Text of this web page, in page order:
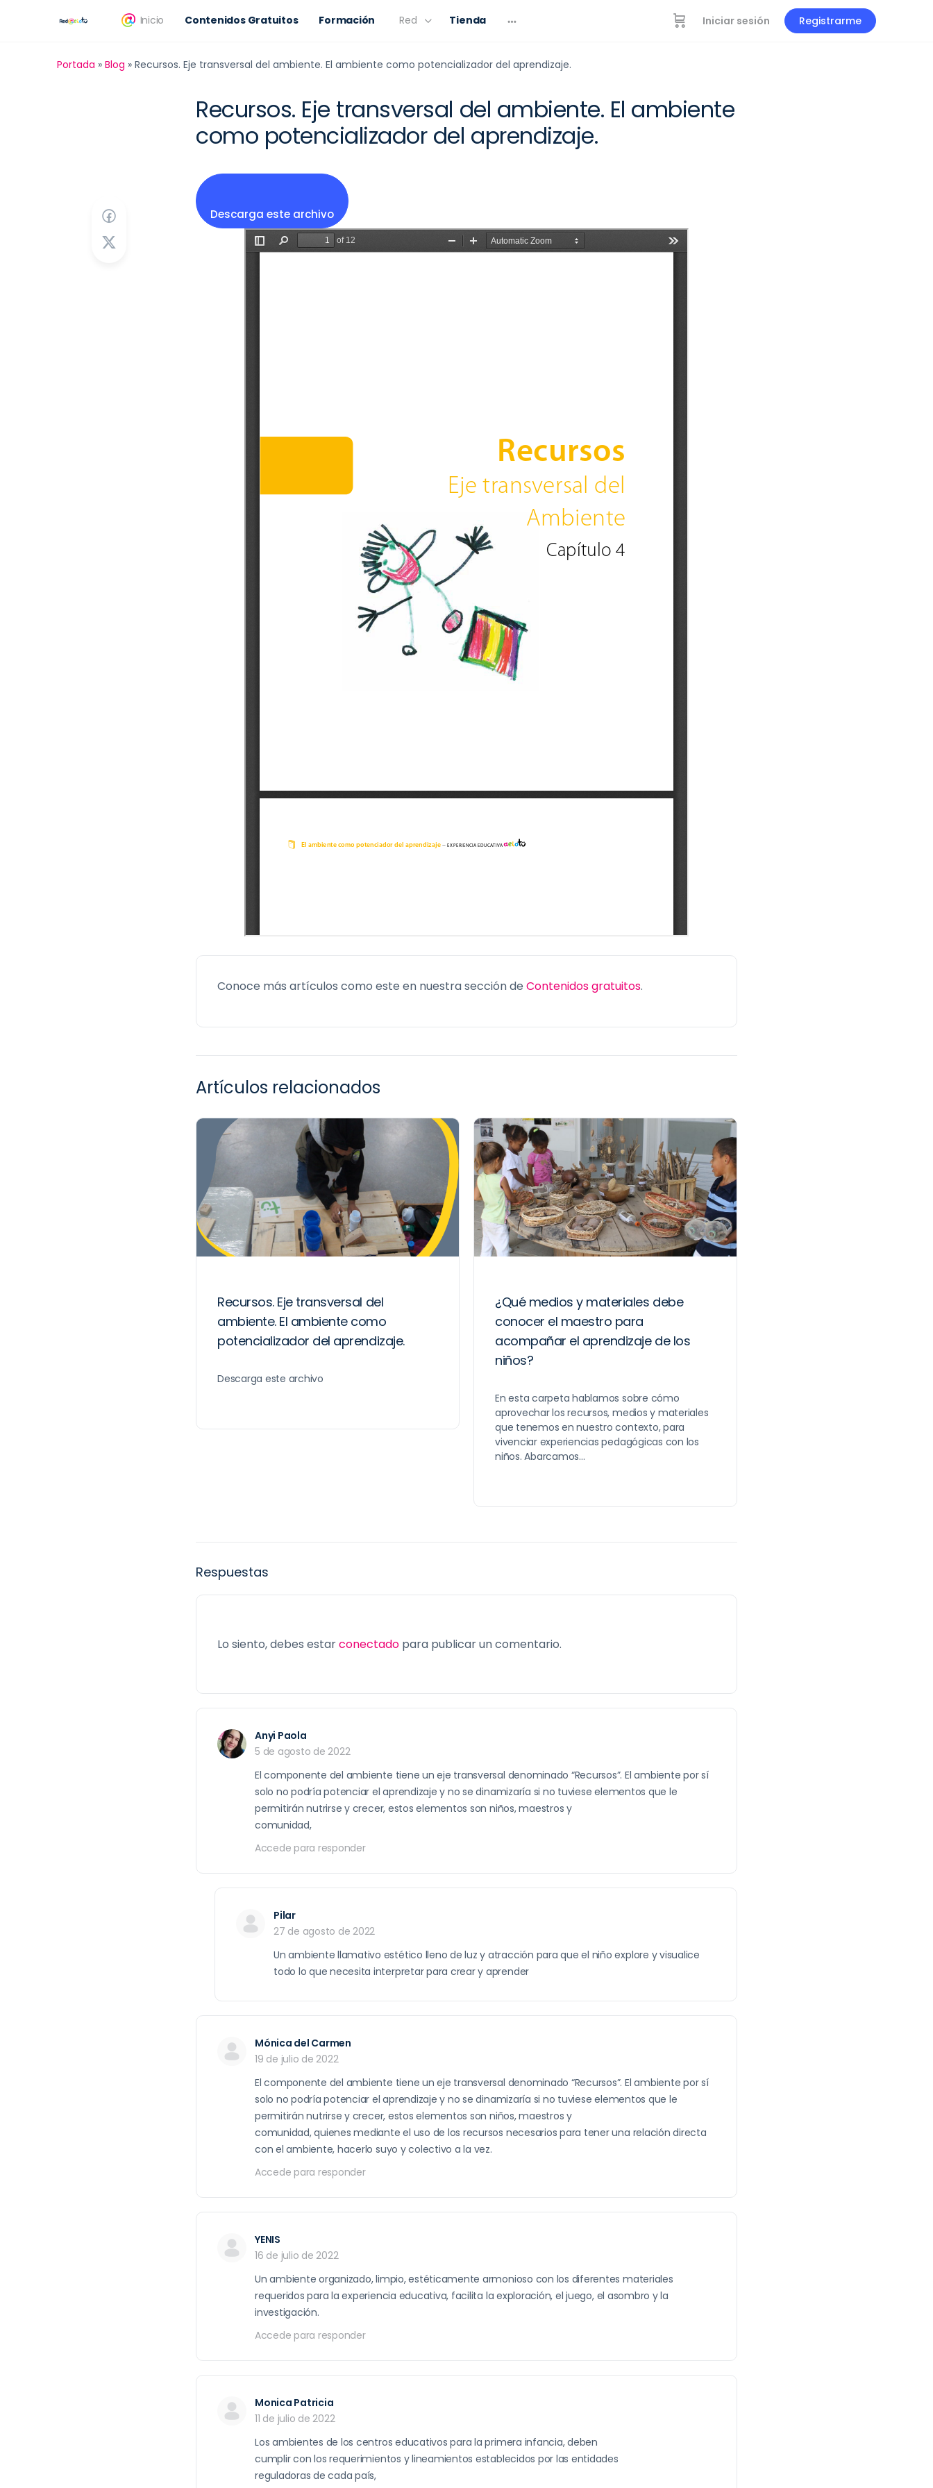
Inicio Contenidos Gratuitos Formación Red Tienda Iniciar sesión Registrarme
Portada » Blog » Recursos. Eje transversal del ambiente. El ambiente como potencializador del aprendizaje.
Recursos. Eje transversal del ambiente. El ambiente
como potencializador del aprendizaje.
Descarga este archivo
Conoce más artículos como este en nuestra sección de Contenidos gratuitos.
Artículos relacionados
Recursos. Eje transversal del
ambiente. El ambiente como
potencializador del aprendizaje.
Descarga este archivo
¿Qué medios y materiales debe
conocer el maestro para
acompañar el aprendizaje de los
niños?
En esta carpeta hablamos sobre cómo
aprovechar los recursos, medios y materiales
que tenemos en nuestro contexto, para
vivenciar experiencias pedagógicas con los
niños. Abarcamos…
Respuestas
Lo siento, debes estarconectado para publicar un comentario.
Anyi Paola
5 de agosto de 2022
El componente del ambiente tiene un eje transversal denominado “Recursos”. El ambiente por sí
solo no podría potenciar el aprendizaje y no se dinamizaría si no tuviese elementos que le
permitirán nutrirse y crecer, estos elementos son niños, maestros y
comunidad,
Accede para responder
Pilar
27 de agosto de 2022
Un ambiente llamativo estético lleno de luz y atracción para que el niño explore y visualice
todo lo que necesita interpretar para crear y aprender
Mónica del Carmen
19 de julio de 2022
El componente del ambiente tiene un eje transversal denominado “Recursos”. El ambiente por sí
solo no podría potenciar el aprendizaje y no se dinamizaría si no tuviese elementos que le
permitirán nutrirse y crecer, estos elementos son niños, maestros y
comunidad, quienes mediante el uso de los recursos necesarios para tener una relación directa
con el ambiente, hacerlo suyo y colectivo a la vez.
Accede para responder
YENIS
16 de julio de 2022
Un ambiente organizado, limpio, estéticamente armonioso con los diferentes materiales
requeridos para la experiencia educativa, facilita la exploración, el juego, el asombro y la
investigación.
Accede para responder
Monica Patricia
11 de julio de 2022
Los ambientes de los centros educativos para la primera infancia, deben
cumplir con los requerimientos y lineamientos establecidos por las entidades
reguladoras de cada país,